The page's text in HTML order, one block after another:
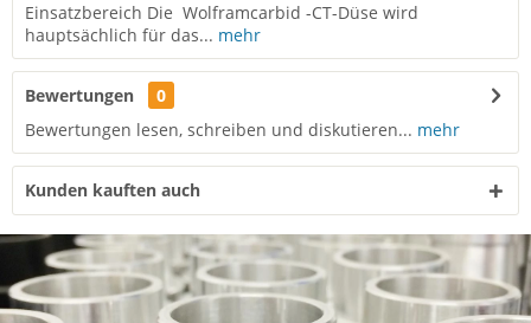
Einsatzbereich Die Wolframcarbid -CT-Düse wird
hauptsächlich für das... mehr
Bewertungen
0
Bewertungen lesen, schreiben und diskutieren... mehr
Kunden kauften auch